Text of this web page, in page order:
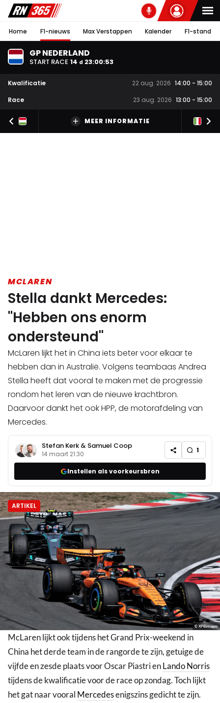
Home F1-nieuws Max Verstappen Kalender F1-stand
GP NEDERLAND
START RACE 14 d 23:00:52
Kwalificatie 22 aug. 2026 14:00 - 15:00
Race
23 aug. 2026 13:00 - 15:00
MEER INFORMATIE
MCLAREN
Stella dankt Mercedes:
"Hebben ons enorm
ondersteund"
McLaren lijkt het in China iets beter voor elkaar te
hebben dan in Australië. Volgens teambaas Andrea
Stella heeft dat vooral te maken met de progressie
rondom het leren van de nieuwe krachtbron.
Daarvoor dankt het ook HPP, de motorafdeling van
Mercedes.
Stefan Kerk & Samuel Coop
14 maart 21:30 1
Instellen als voorkeursbron
ARTIKEL
© XPBimages
McLaren lijkt ook tijdens het Grand Prix-weekend in
China het derde team in de rangorde te zijn, getuige de
vijfde en zesde plaats voor Oscar Piastri enLando Norris
tijdens de kwalificatie voor de race op zondag. Toch lijkt
het gat naar vooral Mercedesenigszins gedicht te zijn.